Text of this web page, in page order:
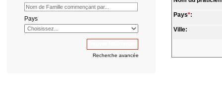
Pays
Recherche avancée
Pays*:
Ville: